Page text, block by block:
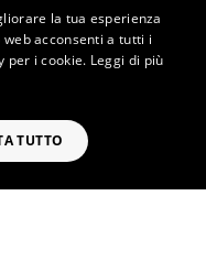
reCAPTCHA
Note Legali
INFORMAZIONI
la tua esperienza
acconsenti a tutti i
per i cookie. Leggi di più
TUTTO